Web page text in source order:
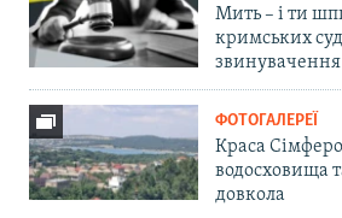
Мить – і ти
кримських
ФОТОГАЛЕРЕЇ
Краса
водосховища
довкола